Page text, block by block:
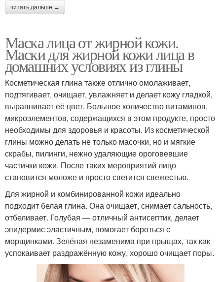
читать дальше →
Маска лица от жирной кожи.
Маски для жирной кожи лица в
домашних условиях из глины
Косметическая глина также отлично омолаживает,
подтягивает, очищает, увлажняет и делает кожу гладкой,
выравнивает её цвет. Большое количество витаминов,
микроэлементов, содержащихся в этом продукте, просто
необходимы для здоровья и красоты. Из косметической
глины можно делать не только масочки, но и мягкие
скрабы, пилинги, нежно удаляющие ороговевшие
частички кожи. После таких мероприятий лицо
становится моложе и просто светится свежестью.
Для жирной и комбинированной кожи идеально
подходит белая глина. Она очищает, снимает сальность,
отбеливает. Голубая — отличный антисептик, делает
эпидермис эластичным, помогает бороться с
морщинками. Зелёная незаменима при прыщах, так как
успокаивает раздражённую кожу, хорошо очищает поры.